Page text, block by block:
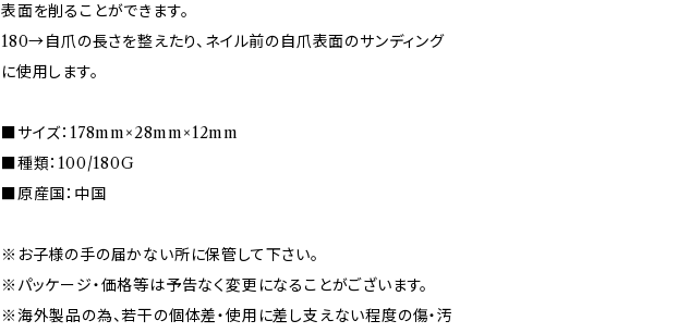
表面を削ることができます。
180→自爪の長さを整えたり、ネイル前の自爪表面のサンディング
に使用します。
■サイズ：178mm×28mm×12mm
■種類：100/180G
■原産国：中国
※お子様の手の届かない所に保管して下さい。
※パッケージ・価格等は予告なく変更になることがございます。
※海外製品の為、若干の個体差・使用に差し支えない程度の傷・汚